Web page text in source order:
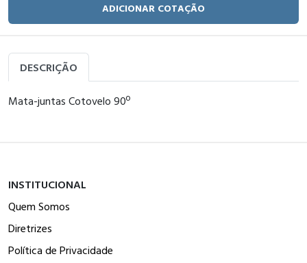
ADICIONAR COTAÇÃO
DESCRIÇÃO
Mata-juntas Cotovelo 90º
INSTITUCIONAL
Quem Somos
Diretrizes
Política de Privacidade